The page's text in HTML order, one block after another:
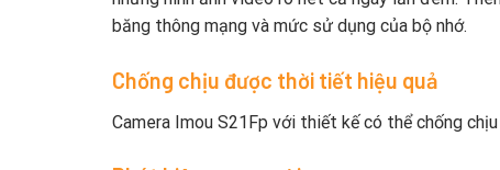
băng thông mạng và mức sử dụng của bộ nhớ.
Chống chịu được thời tiết hiệu quả
Camera Imou S21Fp với thiết kế có thể chống